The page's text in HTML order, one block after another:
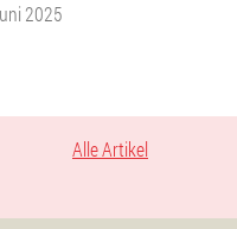
2025
Alle Artikel